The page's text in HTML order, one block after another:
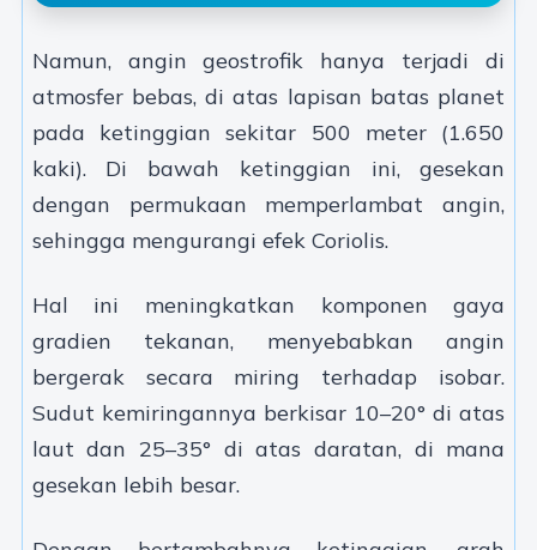
Namun, angin geostrofik hanya terjadi di
atmosfer bebas, di atas lapisan batas planet
pada ketinggian sekitar 500 meter (1.650
kaki). Di bawah ketinggian ini, gesekan
dengan permukaan memperlambat angin,
sehingga mengurangi efek Coriolis.
Hal ini meningkatkan komponen gaya
gradien tekanan, menyebabkan angin
bergerak secara miring terhadap isobar.
Sudut kemiringannya berkisar 10–20° di atas
laut dan 25–35° di atas daratan, di mana
gesekan lebih besar.